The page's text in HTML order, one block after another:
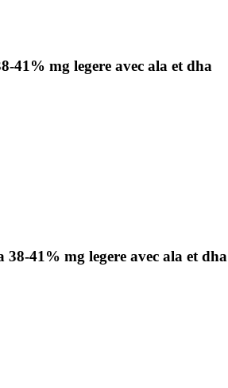
41% mg legere avec ala et dha
41% mg legere avec ala et dha